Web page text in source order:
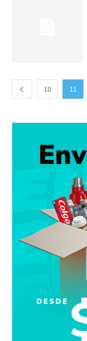
10 11